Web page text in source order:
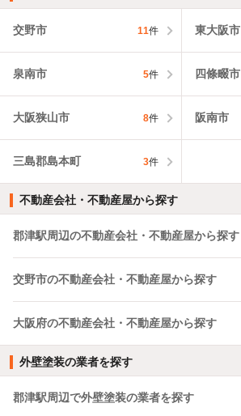
交野市 11件 東大阪市
泉南市 5件 四條畷市
大阪狭山市 8件 阪南市
三島郡島本町 3件
不動産会社・不動産屋から探す
郡津駅周辺の不動産会社・不動産屋から探す
交野市の不動産会社・不動産屋から探す
大阪府の不動産会社・不動産屋から探す
外壁塗装の業者を探す
郡津駅周辺で外壁塗装の業者を探す